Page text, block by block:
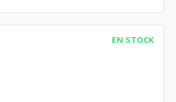
EN STOCK